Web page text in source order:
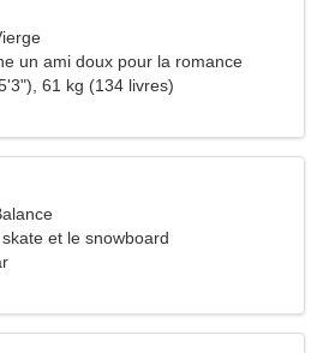
un ami doux pour la romance
61 kg (134 livres)
et le snowboard